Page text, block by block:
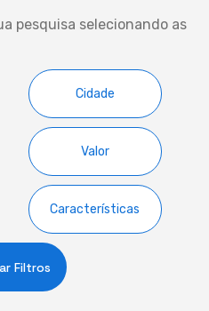
pesquisa selecionando as
Cidade
Valor
Características
Filtros